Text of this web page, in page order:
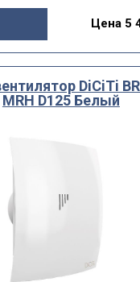
Цена 5
DiCiTi
MRH D125 Белый